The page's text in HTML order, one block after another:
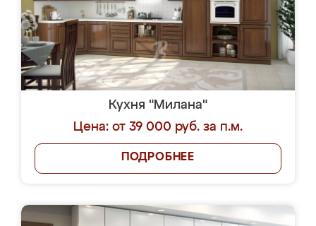
Кухня "Милана"
Цена: от 39 000 руб. за п.м.
ПОДРОБНЕЕ